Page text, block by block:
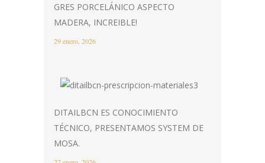
GRES PORCELÁNICO ASPECTO
MADERA, INCREIBLE!
29 enero, 2026
DITAILBCN ES CONOCIMIENTO
TÉCNICO, PRESENTAMOS SYSTEM DE
MOSA.